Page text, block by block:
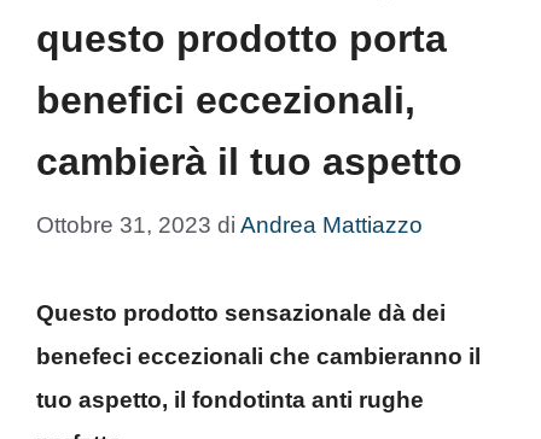
questo prodotto porta
benefici eccezionali,
cambierà il tuo aspetto
Ottobre 31, 2023 di Andrea Mattiazzo
Questo prodotto sensazionale dà dei
benefeci eccezionali che cambieranno il
tuo aspetto, il fondotinta anti rughe